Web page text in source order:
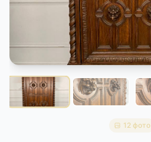
ДОСТАВКА И ОПЛАТА
12 фото